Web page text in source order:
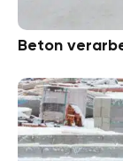
Beton